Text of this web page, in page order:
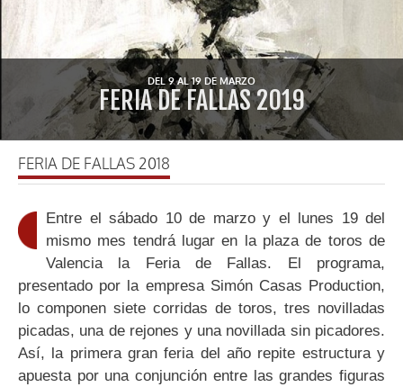
DEL 9 AL 19 DE MARZO
FERIA DE FALLAS 2019
FERIA DE FALLAS 2018
Entre el sábado 10 de marzo y el lunes 19 del
mismo mes tendrá lugar en la plaza de toros de
Valencia la Feria de Fallas. El programa,
presentado por la empresa Simón Casas Production,
lo componen siete corridas de toros, tres novilladas
picadas, una de rejones y una novillada sin picadores.
Así, la primera gran feria del año repite estructura y
apuesta por una conjunción entre las grandes figuras